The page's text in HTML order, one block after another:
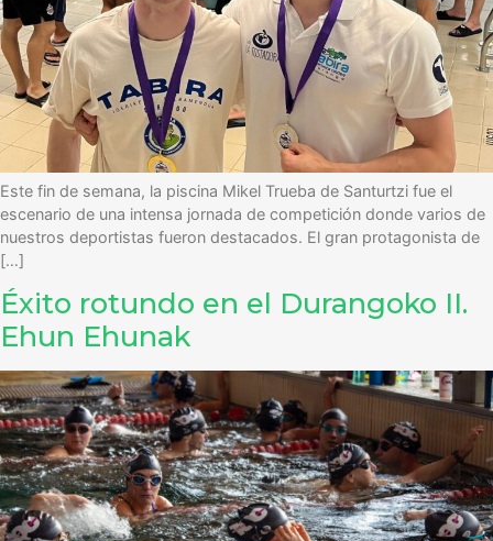
Este fin de semana, la piscina Mikel Trueba de Santurtzi fue el
escenario de una intensa jornada de competición donde varios de
nuestros deportistas fueron destacados. El gran protagonista de
[…]
Éxito rotundo en el Durangoko II.
Ehun Ehunak